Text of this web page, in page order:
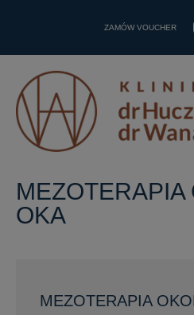
ZAMÓW VOUCHER
MEZOTERAPIA
OKA
MEZOTERAPIA